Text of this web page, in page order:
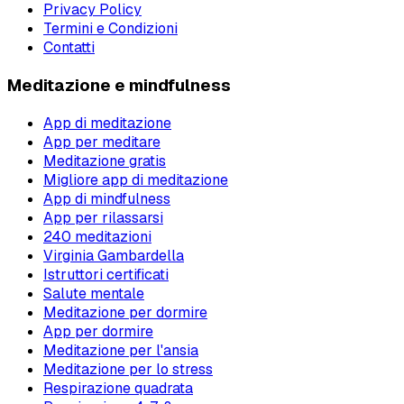
Privacy Policy
Termini e Condizioni
Contatti
Meditazione e mindfulness
App di meditazione
App per meditare
Meditazione gratis
Migliore app di meditazione
App di mindfulness
App per rilassarsi
240 meditazioni
Virginia Gambardella
Istruttori certificati
Salute mentale
Meditazione per dormire
App per dormire
Meditazione per l'ansia
Meditazione per lo stress
Respirazione quadrata